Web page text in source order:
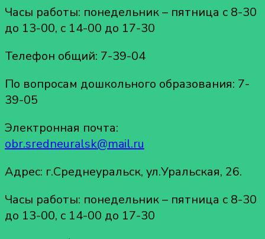
Часы работы: понедельник – пятница с 8-30
до 13-00, с 14-00 до 17-30
Телефон общий: 7-39-04
По вопросам дошкольного образования: 7-
39-05
Электронная почта:
obr.sredneuralsk@mail.ru
Адрес: г.Среднеуральск, ул.Уральская, 26.
Часы работы: понедельник – пятница с 8-30
до 13-00, с 14-00 до 17-30